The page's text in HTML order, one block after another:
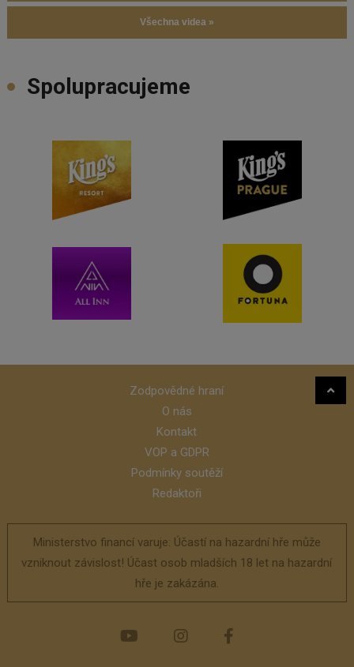
Všechna videa »
Spolupracujeme
Zodpovědné hraní
O nás
Kontakt
VOP a GDPR
Podmínky soutěží
Redaktoři
Ministerstvo financí varuje: Účastí na hazardní hře může
vzniknout závislost! Účast osob mladších 18 let na hazardní
hře je zakázána.